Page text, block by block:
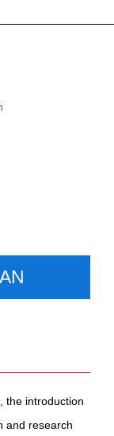
the introduction
and research